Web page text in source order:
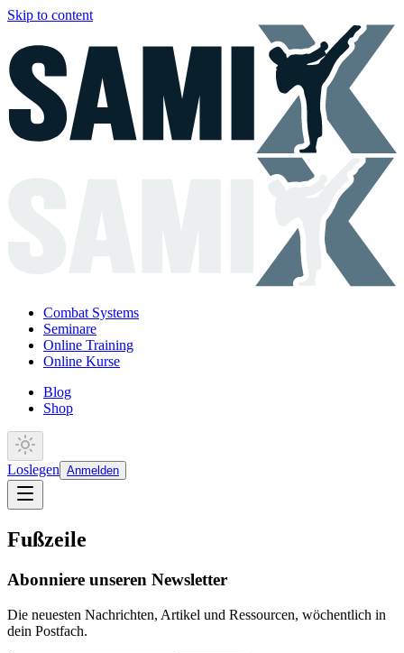
Skip to content
Combat Systems
Seminare
Online Training
Online Kurse
Blog
Shop
Loslegen Anmelden
Fußzeile
Abonniere unseren Newsletter
Die neuesten Nachrichten, Artikel und Ressourcen, wöchentlich in
dein Postfach.